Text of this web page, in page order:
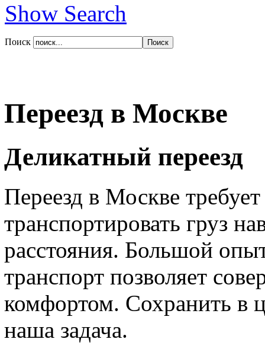
Show Search
Поиск
Переезд в Москве
Деликатный переезд
Переезд в Москве
транспортировать груз
расстояния. Большой
транспорт позволяет
комфортом. Сохранить в
наша задача.